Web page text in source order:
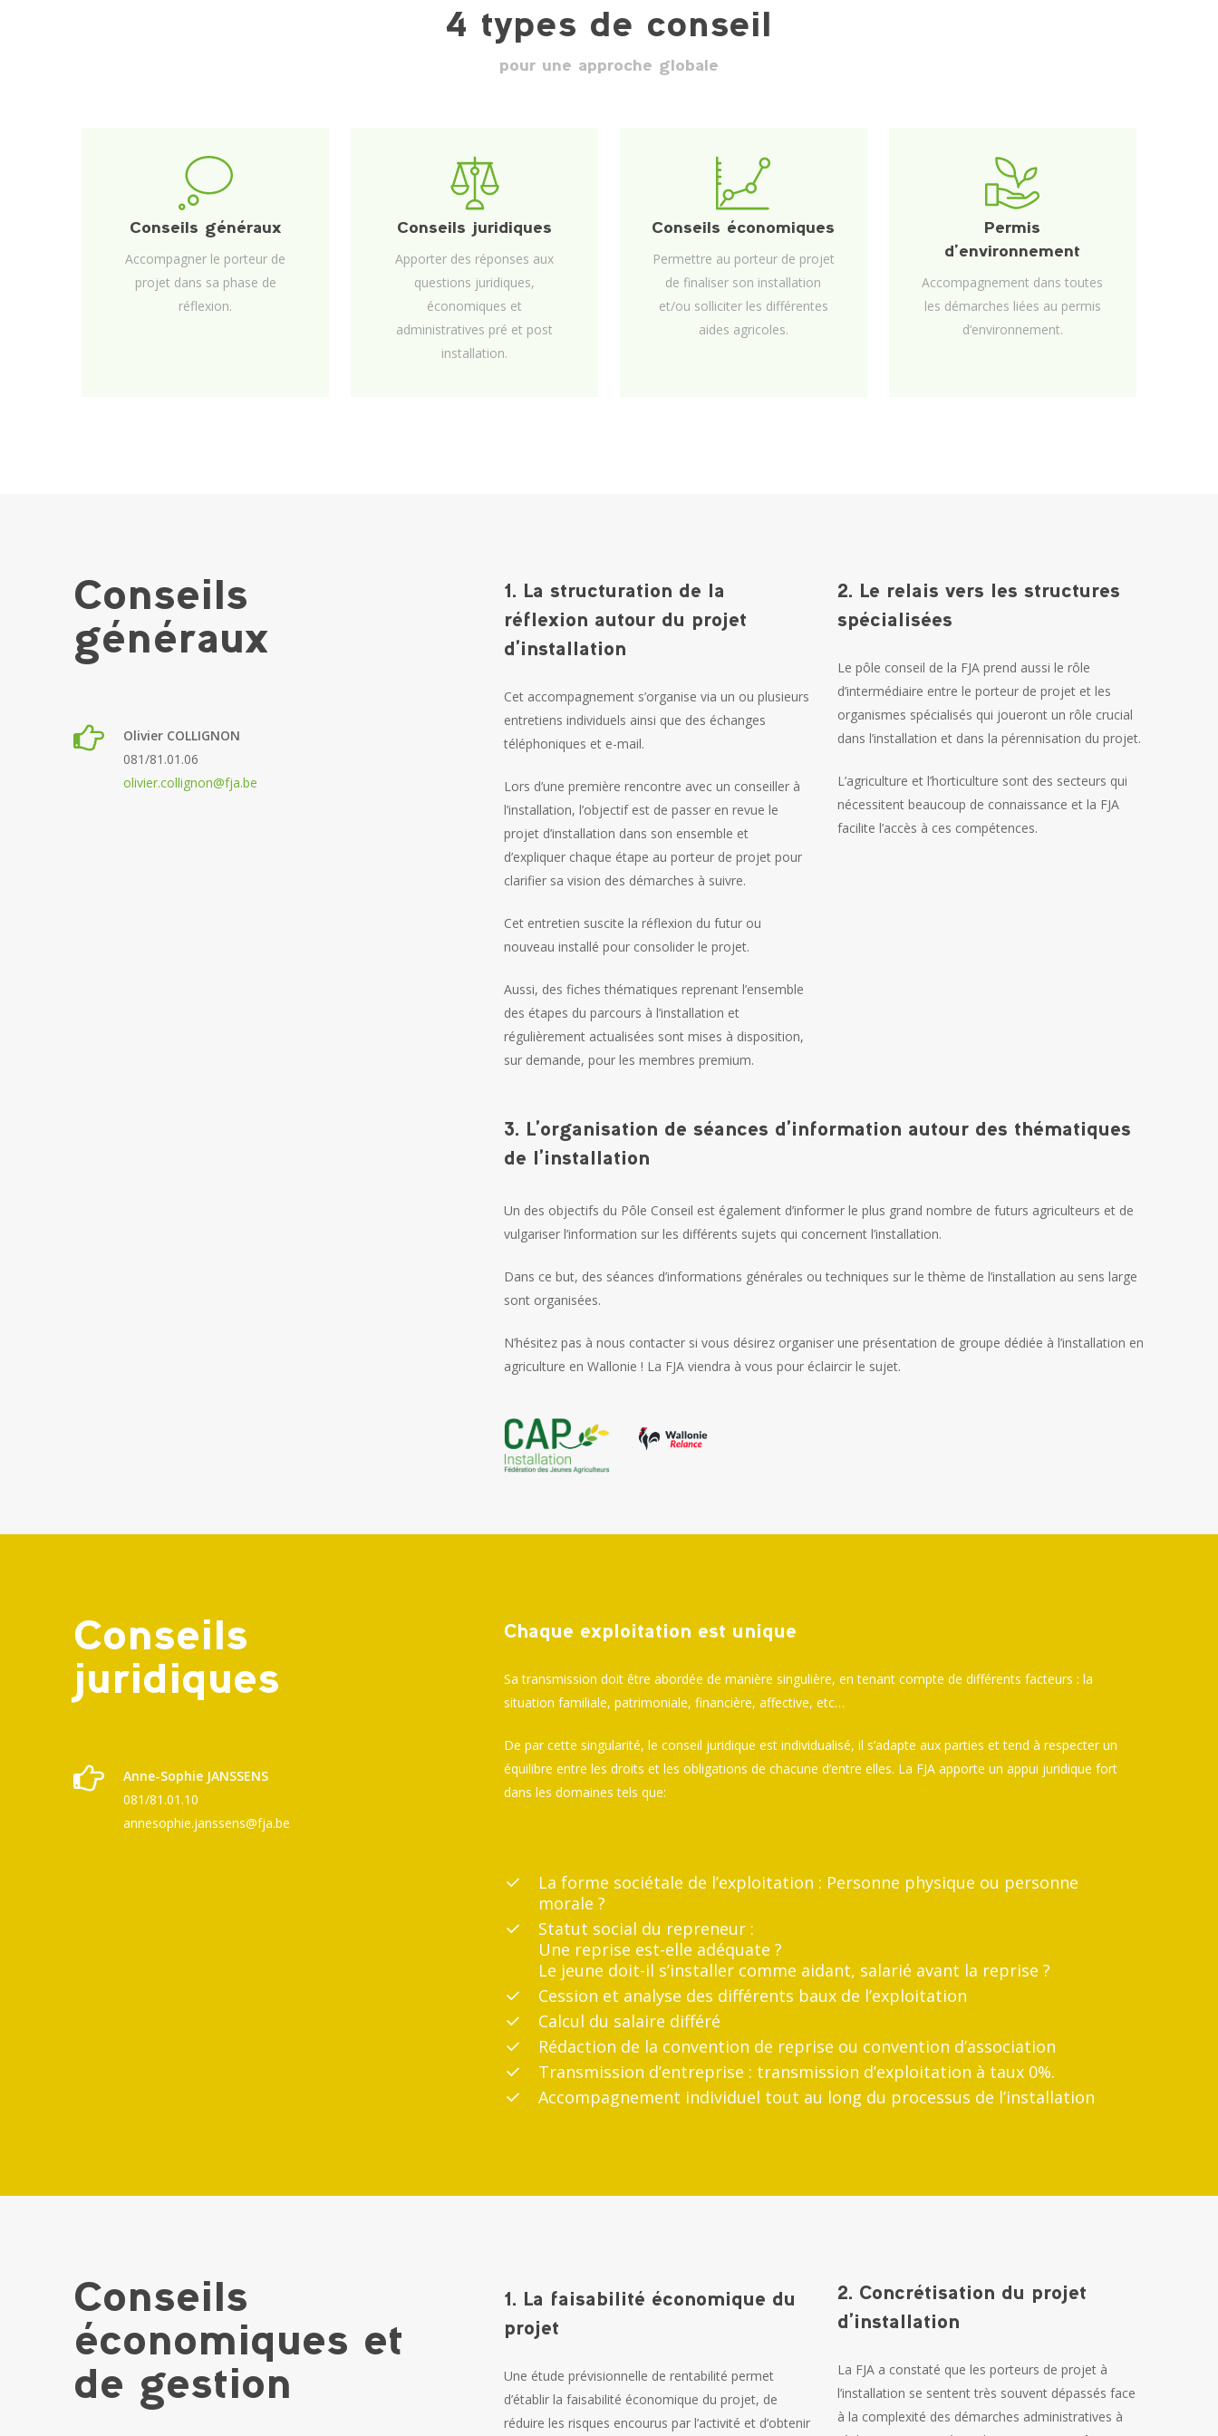
4 types de conseil
pour une approche globale
Conseils généraux
Accompagner le porteur de
projet dans sa phase de
réflexion.
Conseils juridiques
Apporter des réponses aux
questions juridiques,
économiques et
administratives pré et post
installation.
Conseils économiques
Permettre au porteur de projet
de finaliser son installation
et/ou solliciter les différentes
aides agricoles.
Permis
d’environnement
Accompagnement dans toutes
les démarches liées au permis
d’environnement.
Conseils
généraux
Olivier COLLIGNON
081/81.01.06
olivier.collignon@fja.be
1. La structuration de la
réflexion autour du projet
d’installation
Cet accompagnement s’organise via un ou plusieurs
entretiens individuels ainsi que des échanges
téléphoniques et e-mail.
Lors d’une première rencontre avec un conseiller à
l’installation, l’objectif est de passer en revue le
projet d’installation dans son ensemble et
d’expliquer chaque étape au porteur de projet pour
clarifier sa vision des démarches à suivre.
Cet entretien suscite la réflexion du futur ou
nouveau installé pour consolider le projet.
Aussi, des fiches thématiques reprenant l’ensemble
des étapes du parcours à l’installation et
régulièrement actualisées sont mises à disposition,
sur demande, pour les membres premium.
2. Le relais vers les structures
spécialisées
Le pôle conseil de la FJA prend aussi le rôle
d’intermédiaire entre le porteur de projet et les
organismes spécialisés qui joueront un rôle crucial
dans l’installation et dans la pérennisation du projet.
L’agriculture et l’horticulture sont des secteurs qui
nécessitent beaucoup de connaissance et la FJA
facilite l’accès à ces compétences.
3. L’organisation de séances d’information autour des thématiques
de l’installation
Un des objectifs du Pôle Conseil est également d’informer le plus grand nombre de futurs agriculteurs et de
vulgariser l’information sur les différents sujets qui concernent l’installation.
Dans ce but, des séances d’informations générales ou techniques sur le thème de l’installation au sens large
sont organisées.
N’hésitez pas à nous contacter si vous désirez organiser une présentation de groupe dédiée à l’installation en
agriculture en Wallonie ! La FJA viendra à vous pour éclaircir le sujet.
Conseils
juridiques
Anne-Sophie JANSSENS
081/81.01.10
annesophie.janssens@fja.be
Chaque exploitation est unique
Sa transmission doit être abordée de manière singulière, en tenant compte de différents facteurs : la
situation familiale, patrimoniale, financière, affective, etc…
De par cette singularité, le conseil juridique est individualisé, il s’adapte aux parties et tend à respecter un
équilibre entre les droits et les obligations de chacune d’entre elles. La FJA apporte un appui juridique fort
dans les domaines tels que:
La forme sociétale de l’exploitation : Personne physique ou personne
morale ?
Statut social du repreneur :
Une reprise est-elle adéquate ?
Le jeune doit-il s’installer comme aidant, salarié avant la reprise ?
Cession et analyse des différents baux de l’exploitation
Calcul du salaire différé
Rédaction de la convention de reprise ou convention d’association
Transmission d’entreprise : transmission d’exploitation à taux 0%.
Accompagnement individuel tout au long du processus de l’installation
Conseils
économiques et
de gestion
1. La faisabilité économique du
projet
Une étude prévisionnelle de rentabilité permet
d’établir la faisabilité économique du projet, de
réduire les risques encourus par l’activité et d’obtenir
2. Concrétisation du projet
d’installation
La FJA a constaté que les porteurs de projet à
l’installation se sentent très souvent dépassés face
à la complexité des démarches administratives à